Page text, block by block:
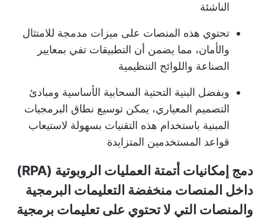
الناشئة
تحتوي هذه المنصات على ميزات مدمجة للامتثال
والأمان، مما يضمن أن التطبيقات تفي بمعايير
الصناعة واللوائح التنظيمية
وبفضل البنية التحتية السحابية الأساسية ومبادئ
التصميم المعياري، يمكن توسيع نطاق البرمجيات
المبنية باستخدام هذه التقنيات بسهولة لاستيعاب
قواعد المستخدمين المتزايدة
دمج إمكانيات أتمتة العمليات الروبوتية (RPA)
داخل المنصات منخفضة التعليمات البرمجية
والمنصات التي لا تحتوي على تعليمات برمجية